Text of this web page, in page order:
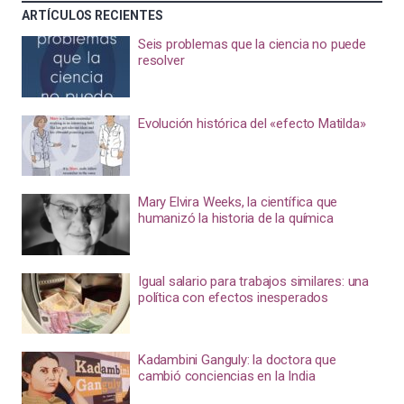
ARTÍCULOS RECIENTES
Seis problemas que la ciencia no puede
resolver
Evolución histórica del «efecto Matilda»
Mary Elvira Weeks, la científica que
humanizó la historia de la química
Igual salario para trabajos similares: una
política con efectos inesperados
Kadambini Ganguly: la doctora que
cambió conciencias en la India